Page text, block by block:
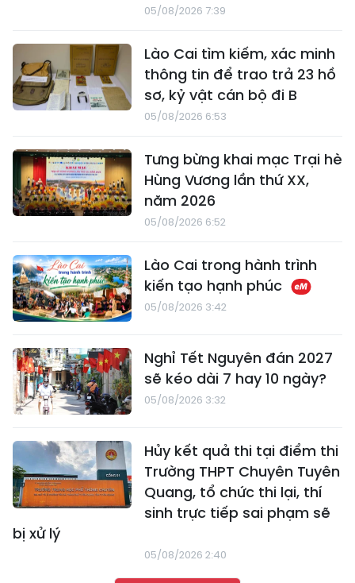
05/08/2026 7:39
Lào Cai tìm kiếm, xác minh
thông tin để trao trả 23 hồ
sơ, kỷ vật cán bộ đi B
05/08/2026 6:53
Tưng bừng khai mạc Trại hè
Hùng Vương lần thứ XX,
năm 2026
05/08/2026 6:52
Lào Cai trong hành trình
kiến tạo hạnh phúc
05/08/2026 3:42
Nghỉ Tết Nguyên đán 2027
sẽ kéo dài 7 hay 10 ngày?
05/08/2026 3:32
Hủy kết quả thi tại điểm thi
Trường THPT Chuyên Tuyên
Quang, tổ chức thi lại, thí
sinh trực tiếp sai phạm sẽ
bị xử lý
05/08/2026 2:40